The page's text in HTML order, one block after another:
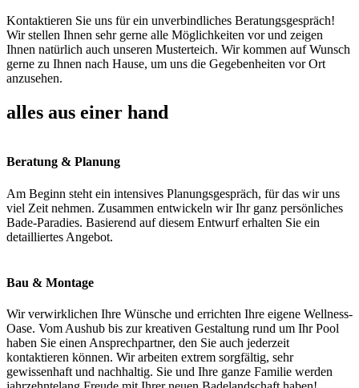
Kontaktieren Sie uns für ein unverbindliches Beratungsgespräch!
Wir stellen Ihnen sehr gerne alle Möglichkeiten vor und zeigen
Ihnen natürlich auch unseren Musterteich. Wir kommen auf Wunsch
gerne zu Ihnen nach Hause, um uns die Gegebenheiten vor Ort
anzusehen.
alles aus einer hand
Beratung & Planung
Am Beginn steht ein intensives Planungsgespräch, für das wir uns
viel Zeit nehmen. Zusammen entwickeln wir Ihr ganz persönliches
Bade-Paradies. Basierend auf diesem Entwurf erhalten Sie ein
detailliertes Angebot.
Bau & Montage
Wir verwirklichen Ihre Wünsche und errichten Ihre eigene Wellness-
Oase. Vom Aushub bis zur kreativen Gestaltung rund um Ihr Pool
haben Sie einen Ansprechpartner, den Sie auch jederzeit
kontaktieren können. Wir arbeiten extrem sorgfältig, sehr
gewissenhaft und nachhaltig. Sie und Ihre ganze Familie werden